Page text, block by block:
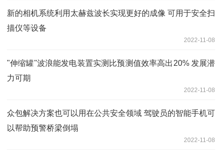
新的相机系统利用太赫兹波长实现更好的成像 可用于安全扫
描仪等设备
2022-11-08
"伸缩罐"波浪能发电装置实测比预测值效率高出20% 发展潜
力可期
2022-11-08
众包解决方案也可以用在公共安全领域 驾驶员的智能手机可
以帮助预警桥梁倒塌
2022-11-08